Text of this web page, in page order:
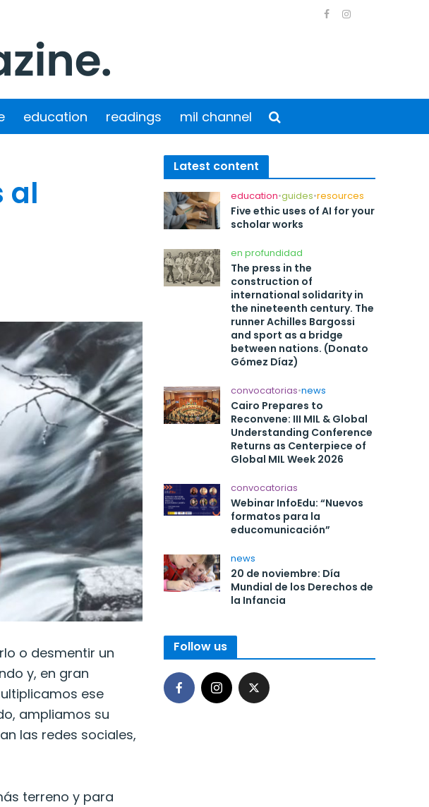
education readings mil channel
al
o desmentir un
y, en gran
ese
ampliamos su
las redes sociales,
terreno y para
Latest content
education•guides•resources
Five ethic uses of AI for your
scholar works
en profundidad
The press in the
construction of
international solidarity in
the nineteenth century. The
runner Achilles Bargossi
and sport as a bridge
between nations. (Donato
Gómez Díaz)
convocatorias•news
Cairo Prepares to
Reconvene: III MIL & Global
Understanding Conference
Returns as Centerpiece of
Global MIL Week 2026
convocatorias
Webinar InfoEdu: “Nuevos
formatos para la
educomunicación”
news
20 de noviembre: Día
Mundial de los Derechos de
la Infancia
Follow us